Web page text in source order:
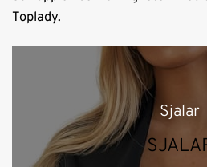
Toplady.
Sjalar